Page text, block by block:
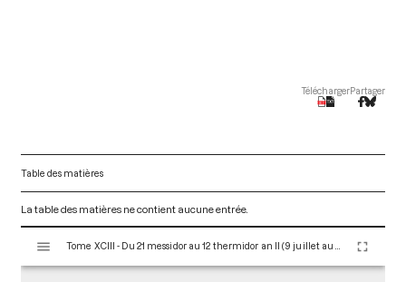
TéléchargerPartager
Table des matières
La table des matières ne contient aucune entrée.
s